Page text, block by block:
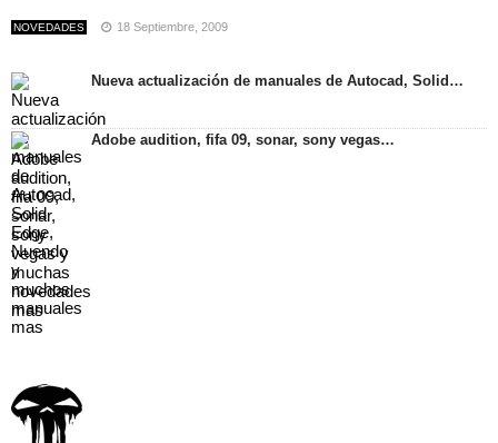
NOVEDADES 18 Septiembre, 2009
Nueva actualización de manuales de Autocad, Solid…
Adobe audition, fifa 09, sonar, sony vegas…